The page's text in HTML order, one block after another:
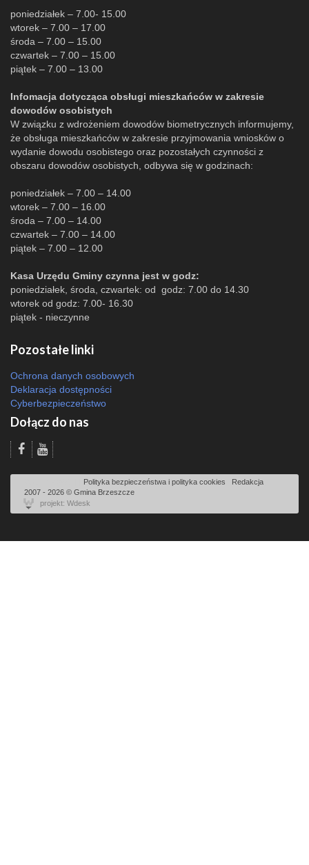
poniedziałek – 7.00- 15.00
wtorek – 7.00 – 17.00
środa – 7.00 – 15.00
czwartek – 7.00 – 15.00
piątek – 7.00 – 13.00
Infomacja dotycząca obsługi mieszkańców w zakresie
dowodów osobistych
W związku z wdrożeniem dowodów biometrycznych informujemy,
że obsługa mieszkańców w zakresie przyjmowania wniosków o
wydanie dowodu osobistego oraz pozostałych czynności z
obszaru dowodów osobistych, odbywa się w godzinach:
poniedziałek – 7.00 – 14.00
wtorek – 7.00 – 16.00
środa – 7.00 – 14.00
czwartek – 7.00 – 14.00
piątek – 7.00 – 12.00
Kasa Urzędu Gminy czynna jest w godz:
poniedziałek, środa, czwartek: od godz: 7.00 do 14.30
wtorek od godz: 7.00- 16.30
piątek - nieczynne
Pozostałe linki
Ochrona danych osobowych
Deklaracja dostępności
Cyberbezpieczeństwo
Dołącz do nas
Polityka bezpieczeństwa i polityka cookies Redakcja
2007 - 2026 © Gmina Brzeszcze
projekt: Wdesk